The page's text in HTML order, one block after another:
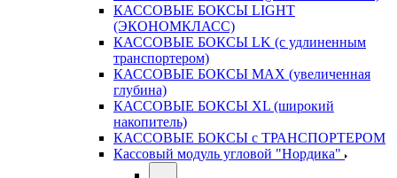
КАССОВЫЕ БОКСЫ LIGHT
(ЭКОНОМКЛАСС)
КАССОВЫЕ БОКСЫ LK (с удлиненным
транспортером)
КАССОВЫЕ БОКСЫ MAX (увеличенная
глубина)
КАССОВЫЕ БОКСЫ XL (широкий
накопитель)
КАССОВЫЕ БОКСЫ с ТРАНСПОРТЕРОМ
Кассовый модуль угловой "Нордика"